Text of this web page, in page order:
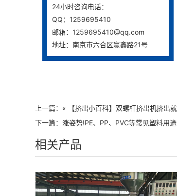
24小时咨询电话：
QQ：1259695410
邮箱：1259695410@qq.com
地址：南京市六合区赢鑫路21号
上一篇：«
【挤出小百科】双螺杆挤出机挤出
下一篇： 涨姿势!PE、PP、PVC等常见塑料用
相关产品